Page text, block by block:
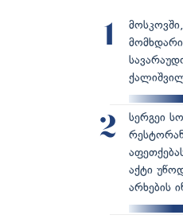
1
2
სერგეი
აქტი
არხების